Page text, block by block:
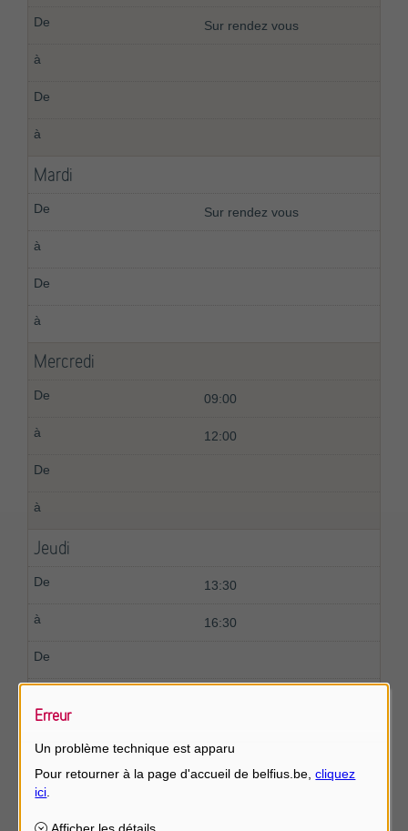
Sur rendez vous
Mardi
Sur rendez vous
Mercredi
09:00
12:00
Jeudi
13:30
16:30
Sur rendez vous
Erreur
Un problème technique est apparu